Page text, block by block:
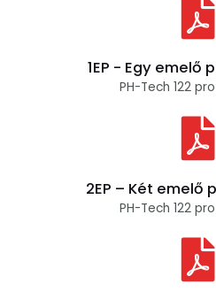
1EP - Egy emelő
PH-Tech 122
2EP – Két emelő
PH-Tech 122